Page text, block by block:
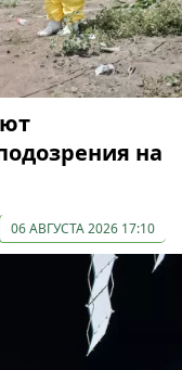
на
06 АВГУСТА 2026 17:10